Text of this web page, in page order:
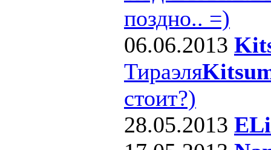
поздно.. =)
06.06.2013
Тираэля
стоит?)
28.05.2013 ELi